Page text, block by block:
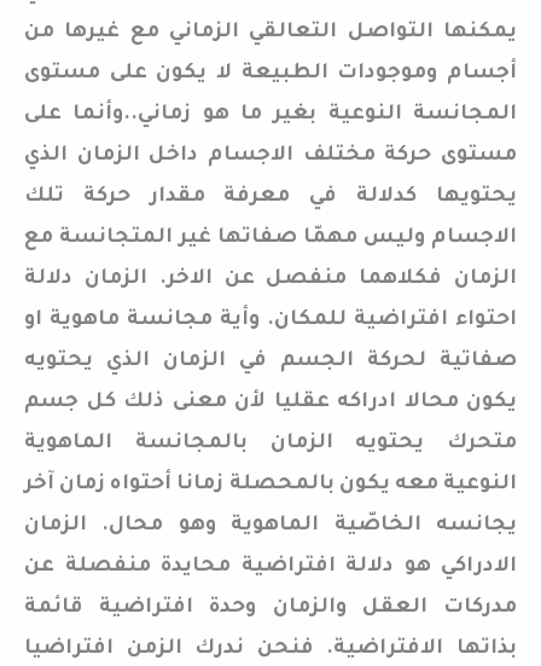
يمكنها التواصل التعالقي الزماني مع غيرها من
أجسام وموجودات الطبيعة لا يكون على مستوى
المجانسة النوعية بغير ما هو زماني..وأنما على
مستوى حركة مختلف الاجسام داخل الزمان الذي
يحتويها كدلالة في معرفة مقدار حركة تلك
الاجسام وليس مهمّا صفاتها غير المتجانسة مع
الزمان فكلاهما منفصل عن الاخر. الزمان دلالة
احتواء افتراضية للمكان. وأية مجانسة ماهوية او
صفاتية لحركة الجسم في الزمان الذي يحتويه
يكون محالا ادراكه عقليا لأن معنى ذلك كل جسم
متحرك يحتويه الزمان بالمجانسة الماهوية
النوعية معه يكون بالمحصلة زمانا أحتواه زمان آخر
يجانسه الخاصّية الماهوية وهو محال. الزمان
الادراكي هو دلالة افتراضية محايدة منفصلة عن
مدركات العقل والزمان وحدة افتراضية قائمة
بذاتها الافتراضية. فنحن ندرك الزمن افتراضيا